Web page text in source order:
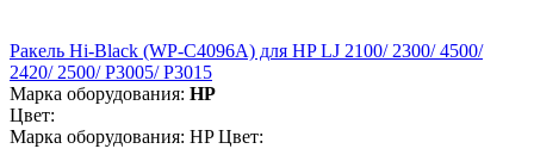
Ракель Hi-Black (WP-C4096A) для HP LJ 2100/ 2300/ 4500/
2420/ 2500/ P3005/ P3015
Марка оборудования: HP
Цвет:
Марка оборудования: HP Цвет: